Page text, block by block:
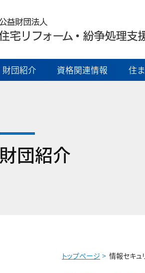
財団紹介 資格関連情報 住
財団紹介
トップページ 情報セキュ